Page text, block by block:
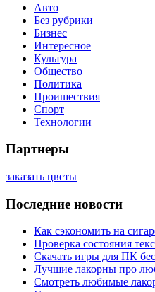
Авто
Без рубрики
Бизнес
Интересное
Культура
Общество
Политика
Проишествия
Спорт
Технологии
Партнеры
заказать цветы
Последние новости
Как сэкономить на
Проверка состояния
Скачать игры для ПК
Лучшие лакорны про
Смотреть любимые